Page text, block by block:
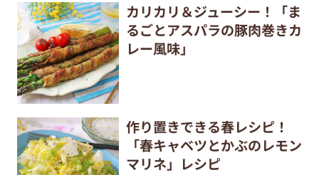
カリカリ＆ジューシー！「ま
るごとアスパラの豚肉巻きカ
レー風味」
作り置きできる春レシピ！
「春キャベツとかぶのレモン
マリネ」レシピ